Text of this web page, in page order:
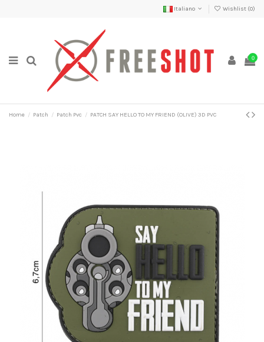
Italiano Wishlist (0)
0
Home Patch Patch Pvc PATCH SAY HELLO TO MY FRIEND (OLIVE) 3D PVC